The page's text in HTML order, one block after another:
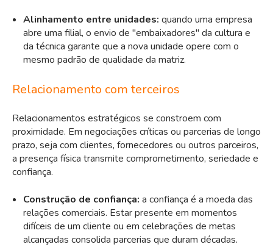
Alinhamento entre unidades: quando uma empresa
abre uma filial, o envio de "embaixadores" da cultura e
da técnica garante que a nova unidade opere com o
mesmo padrão de qualidade da matriz.
Relacionamento com terceiros
Relacionamentos estratégicos se constroem com
proximidade. Em negociações críticas ou parcerias de longo
prazo, seja com clientes, fornecedores ou outros parceiros,
a presença física transmite comprometimento, seriedade e
confiança.
Construção de confiança: a confiança é a moeda das
relações comerciais. Estar presente em momentos
difíceis de um cliente ou em celebrações de metas
alcançadas consolida parcerias que duram décadas.